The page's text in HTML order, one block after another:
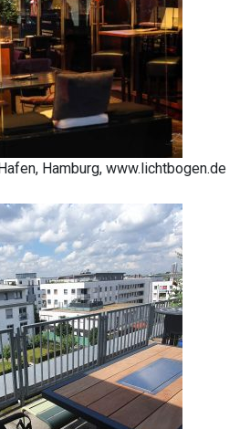
Hamburg, www.lichtbogen.de